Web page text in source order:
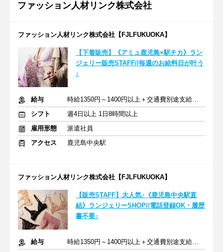
ファッション人材リンク株式会社
ファッション人材リンク株式会社【FJLFUKUOKA】
【下着販売】《アミュ鹿児島×駅チカ》ラン
ジェリー販売STAFF//毎週のお給料日が叶う
♪
給与
時給1350円～1400円以上＋交通費別途支給あり
シフト
週4日以上 1日8時間以上
雇用形態
派遣社員
アクセス
鹿児島中央駅
ファッション人材リンク株式会社【FJLFUKUOKA】
【販売STAFF】大人気♪《鹿児島中央駅直
結》ランジェリーSHOP//電話登録OK・履歴
書不要♪
給与
時給1350円～1400円以上＋交通費別途支給あり